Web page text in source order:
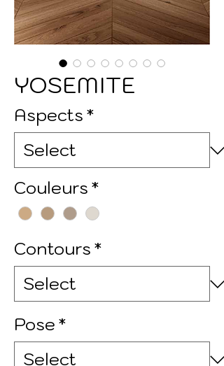
YOSEMITE
Aspects*
Couleurs*
Contours*
Pose*